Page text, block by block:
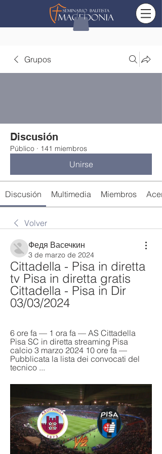
Grupos
Discusión
Público · 141 miembros
Unirse
Discusión Multimedia Miembros
Volver
Федя Васечкин
3 de marzo de 2024
Cittadella - Pisa in diretta
tv Pisa in diretta gratis
Cittadella - Pisa in Dir
03/03/2024
6 ore fa — 1 ora fa — AS Cittadella
Pisa SC in diretta streaming Pisa
calcio 3 marzo 2024 10 ore fa —
Pubblicata la lista dei convocati del
tecnico ...